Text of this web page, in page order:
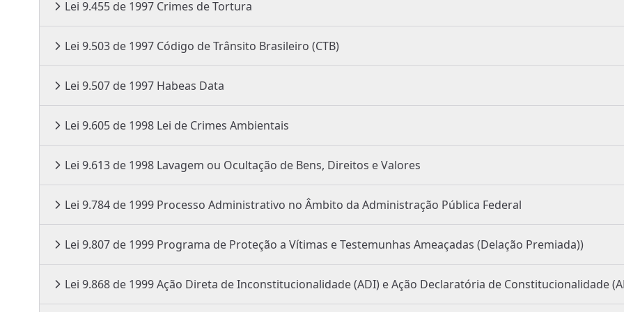
Lei 9.455 de 1997 Crimes de Tortura
Lei 9.503 de 1997 Código de Trânsito Brasileiro (CTB)
Lei 9.507 de 1997 Habeas Data
Lei 9.605 de 1998 Lei de Crimes Ambientais
Lei 9.613 de 1998 Lavagem ou Ocultação de Bens, Direitos e Valores
Lei 9.784 de 1999 Processo Administrativo no Âmbito da Administração Pública Federal
Lei 9.807 de 1999 Programa de Proteção a Vítimas e Testemunhas Ameaçadas (Delação Premiada))
Lei 9.868 de 1999 Ação Direta de Inconstitucionalidade (ADI) e Ação Declaratória de Constitucionalidade